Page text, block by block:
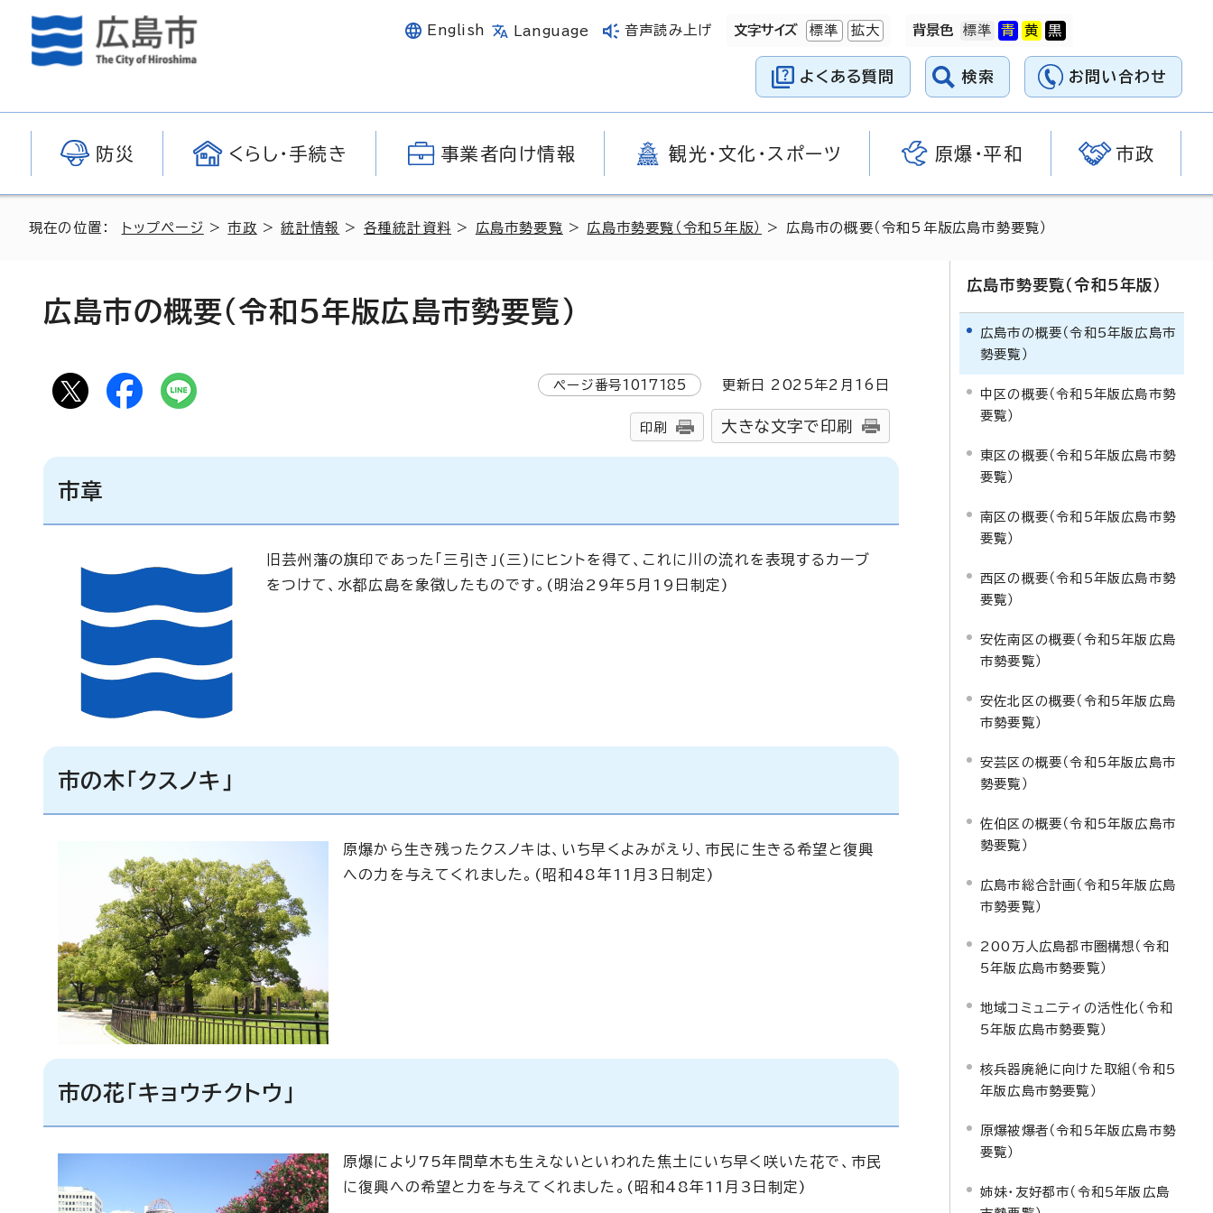
English Language 音声読み上げ 文字サイズ 標準 拡大 背景色
よくある質問 検索 お問い合わせ
防災 くらし・手続き 事業者向け情報 観光・文化・スポーツ 原爆・平和 市政
現在の位置： トップページ >市政 >統計情報 > 各種統計資料 > 広島市勢要覧 > 広島市勢要覧（令和5年版） > 広島市の概要（令和5年版広島市勢要覧）
広島市の概要（令和5年版広島市勢要覧）
ページ番号1017185 更新日 2025年2月 16 日
印刷 大きな文字で印刷
市章
旧芸州藩の旗印であった「三引き」(三)にヒントを得て、これに川の流れを表現するカーブ
をつけて、水都広島を象徴したものです。(明治29年5月19日制定)
市の木「クスノキ」
原爆から生き残ったクスノキは、いち早くよみがえり、市民に生きる希望と復興
への力を与えてくれました。(昭和48年11月3日制定)
市の花「キョウチクトウ」
原爆により75年間草木も生えないといわれた焦土にいち早く咲いた花で、市民
に復興への希望と力を与えてくれました。(昭和48年11月3日制定)
広島市勢要覧（令和5年版）
広島市の概要（令和5年版広島市
勢要覧）
中区の概要（令和5年版広島市勢
要覧）
東区の概要（令和5年版広島市勢
要覧）
南区の概要（令和5年版広島市勢
要覧）
西区の概要（令和5年版広島市勢
要覧）
安佐南区の概要（令和5年版広島
市勢要覧）
安佐北区の概要（令和5年版広島
市勢要覧）
安芸区の概要（令和5年版広島市
勢要覧）
佐伯区の概要（令和5年版広島市
勢要覧）
広島市総合計画（令和5年版広島
市勢要覧）
200万人広島都市圏構想（令和
5年版広島市勢要覧）
地域コミュニティの活性化（令和
5年版広島市勢要覧）
核兵器廃絶に向けた取組（令和5
年版広島市勢要覧）
原爆被爆者（令和5年版広島市勢
要覧）
姉妹・友好都市（令和5年版広島